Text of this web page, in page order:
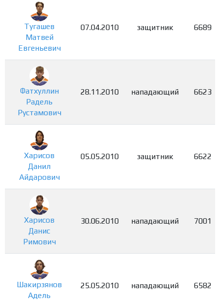
Тугашев
Матвей
Евгеньевич
07.04.2010 защитник 6689
Фатхуллин
Радель
Рустамович
28.11.2010 нападающий 6623
Харисов
Данил
Айдарович
05.05.2010 защитник 6622
Харисов
Данис
Римович
30.06.2010 нападающий 7001
Шакирзянов
Адель
25.05.2010 нападающий 6582